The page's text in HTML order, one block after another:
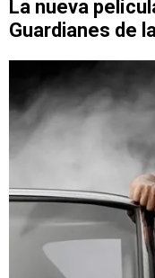
La nueva
Guardianes de